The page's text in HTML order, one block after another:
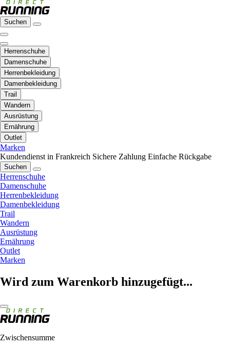
Suchen
Herrenschuhe
Damenschuhe
Herrenbekleidung
Damenbekleidung
Trail
Wandern
Ausrüstung
Ernährung
Outlet
Marken
Kundendienst in Frankreich Sichere Zahlung Einfache Rückgabe
Suchen
Herrenschuhe
Damenschuhe
Herrenbekleidung
Damenbekleidung
Trail
Wandern
Ausrüstung
Ernährung
Outlet
Marken
Wird zum Warenkorb hinzugefügt...
Zwischensumme